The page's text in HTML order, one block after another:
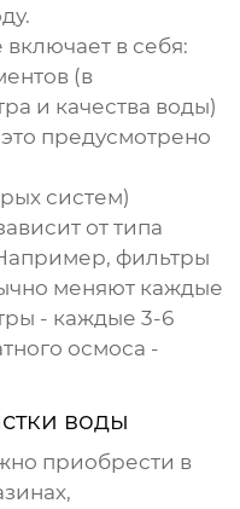
в себя:
(в
и качества воды)
предусмотрено
систем)
от типа
фильтры
меняют каждые
- каждые 3-6
осмоса -
воды
приобрести в